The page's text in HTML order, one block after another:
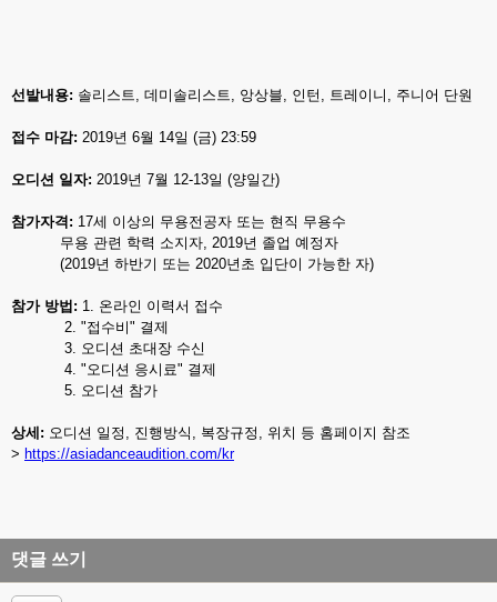
선발내용: 솔리스트, 데미솔리스트, 앙상블, 인턴, 트레이니, 주니어 단원
접수 마감: 2019년 6월 14일 (금) 23:59
오디션 일자: 2019년 7월 12-13일 (양일간)
참가자격: 17세 이상의 무용전공자 또는 현직 무용수
무용 관련 학력 소지자, 2019년 졸업 예정자
(2019년 하반기 또는 2020년초 입단이 가능한 자)
참가 방법: 1. 온라인 이력서 접수
2. "접수비" 결제
3. 오디션 초대장 수신
4. "오디션 응시료" 결제
5. 오디션 참가
상세: 오디션 일정, 진행방식, 복장규정, 위치 등 홈페이지 참조
> https://asiadanceaudition.com/kr
댓글 쓰기